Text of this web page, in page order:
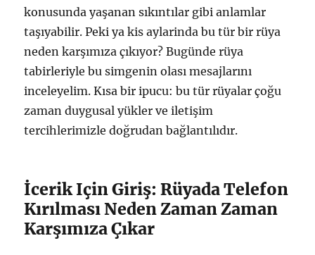
konusunda yaşanan sıkıntılar gibi anlamlar
taşıyabilir. Peki ya kis aylarinda bu tür bir rüya
neden karşımıza çıkıyor? Bugünde rüya
tabirleriyle bu simgenin olası mesajlarını
inceleyelim. Kısa bir ipucu: bu tür rüyalar çoğu
zaman duygusal yükler ve iletişim
tercihlerimizle doğrudan bağlantılıdır.
İcerik Için Giriş: Rüyada Telefon
Kırılması Neden Zaman Zaman
Karşımıza Çıkar